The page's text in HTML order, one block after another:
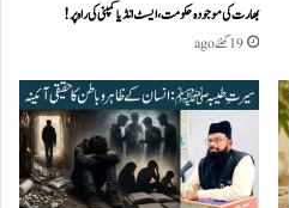
بھارت کی موجودہ حکومت،ایسٹ انڈیا کمپنی کی راہ پر!
19 گھنٹے ago